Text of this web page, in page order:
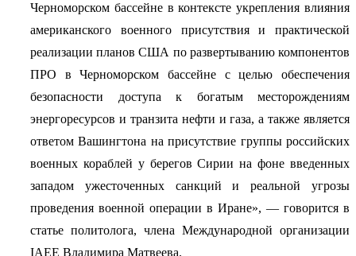
Черноморском бассейне в контексте укрепления влияния
американского военного присутствия и практической
реализации планов США по развертыванию компонентов
ПРО в Черноморском бассейне с целью обеспечения
безопасности доступа к богатым месторождениям
энергоресурсов и транзита нефти и газа, а также является
ответом Вашингтона на присутствие группы российских
военных кораблей у берегов Сирии на фоне введенных
западом ужесточенных санкций и реальной угрозы
проведения военной операции в Иране», — говорится в
статье политолога, члена Международной организации
IAEE Владимира Матвеева.